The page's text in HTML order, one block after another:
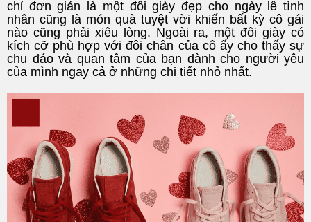
chỉ đơn giản là một đôi giày đẹp cho ngày lễ tình
nhân cũng là món quà tuyệt vời khiến bất kỳ cô gái
nào cũng phải xiêu lòng. Ngoài ra, một đôi giày có
kích cỡ phù hợp với đôi chân của cô ấy cho thấy sự
chu đáo và quan tâm của bạn dành cho người yêu
của mình ngay cả ở những chi tiết nhỏ nhất.